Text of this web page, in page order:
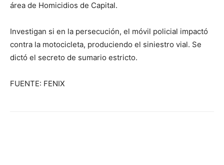
área de Homicidios de Capital.
Investigan si en la persecución, el móvil policial impactó
contra la motocicleta, produciendo el siniestro vial. Se
dictó el secreto de sumario estricto.
FUENTE: FENIX